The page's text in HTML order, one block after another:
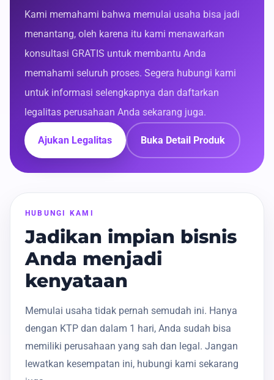
Kami memahami bahwa memulai usaha bisa jadi
menantang, oleh karena itu kami menawarkan
konsultasi GRATIS untuk membantu Anda
memahami seluruh proses. Segera hubungi kami
untuk informasi selengkapnya dan daftarkan
legalitas perusahaan Anda sekarang juga.
Ajukan Legalitas Buka Detail Produk
HUBUNGI KAMI
Jadikan impian bisnis
Anda menjadi
kenyataan
Memulai usaha tidak pernah semudah ini. Hanya
dengan KTP dan dalam 1 hari, Anda sudah bisa
memiliki perusahaan yang sah dan legal. Jangan
lewatkan kesempatan ini, hubungi kami sekarang